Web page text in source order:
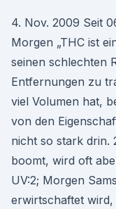
4. Nov. 2009 Seit
Morgen „THC ist
seinen schlechten
Entfernungen zu
viel Volumen hat,
von den
nicht so stark drin.
boomt, wird oft
UV:2; Morgen
erwirtschaftet